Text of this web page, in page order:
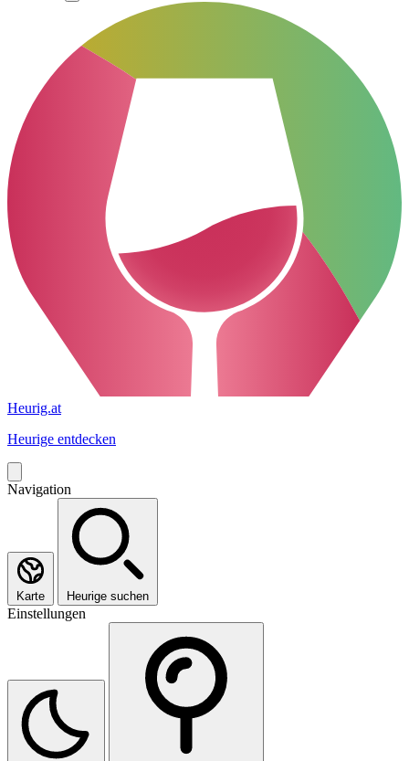
Heurig.at
Heurige entdecken
Navigation
Karte Heurige suchen
Einstellungen